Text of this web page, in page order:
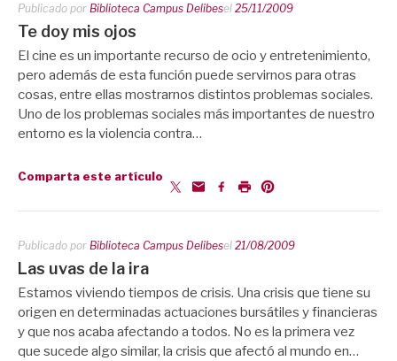
Publicado por Biblioteca Campus Delibesel 25/11/2009
Te doy mis ojos
El cine es un importante recurso de ocio y entretenimiento,
pero además de esta función puede servirnos para otras
cosas, entre ellas mostrarnos distintos problemas sociales.
Uno de los problemas sociales más importantes de nuestro
entorno es la violencia contra…
Comparta este artículo
Publicado por Biblioteca Campus Delibesel 21/08/2009
Las uvas de la ira
Estamos viviendo tiempos de crisis. Una crisis que tiene su
origen en determinadas actuaciones bursátiles y financieras
y que nos acaba afectando a todos. No es la primera vez
que sucede algo similar, la crisis que afectó al mundo en…